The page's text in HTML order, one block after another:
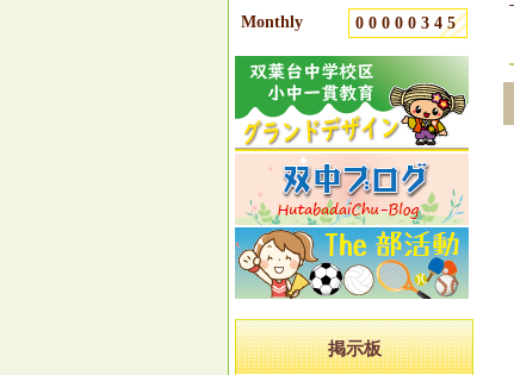
Monthly 00000345
掲示板